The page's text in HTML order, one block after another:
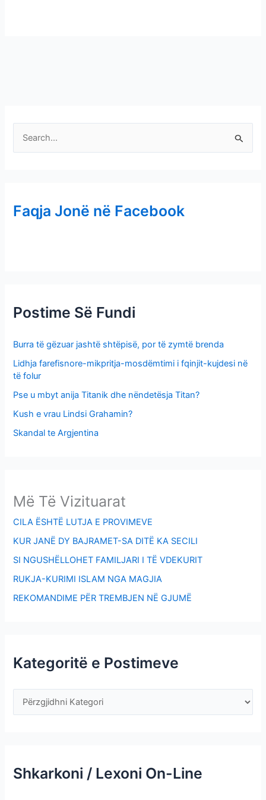
c
Faqja Jonë në Facebook
Postime Së Fundi
Burra të gëzuar jashtë shtëpisë, por të zymtë brenda
Lidhja farefisnore-mikpritja-mosdëmtimi i fqinjit-kujdesi në
të folur
Pse u mbyt anija Titanik dhe nëndetësja Titan?
Kush e vrau Lindsi Grahamin?
Skandal te Argjentina
Më Të Vizituarat
CILA ËSHTË LUTJA E PROVIMEVE
KUR JANË DY BAJRAMET-SA DITË KA SECILI
SI NGUSHËLLOHET FAMILJARI I TË VDEKURIT
RUKJA-KURIMI ISLAM NGA MAGJIA
REKOMANDIME PËR TREMBJEN NË GJUMË
Kategoritë e Postimeve
Shkarkoni / Lexoni On-Line